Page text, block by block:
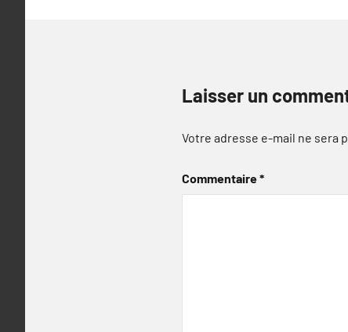
Laisser un
Votre adresse e-mail ne sera
Commentaire*